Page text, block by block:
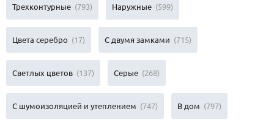
Трехконтурные (793) Наружные (599)
Цвета серебро (17) С двумя замками (715)
Светлых цветов (137) Серые (268)
С шумоизоляцией и утеплением (747) В дом (797)